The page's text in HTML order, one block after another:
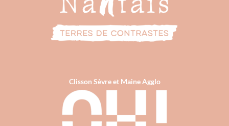
Clisson Sèvre et Maine Agglo